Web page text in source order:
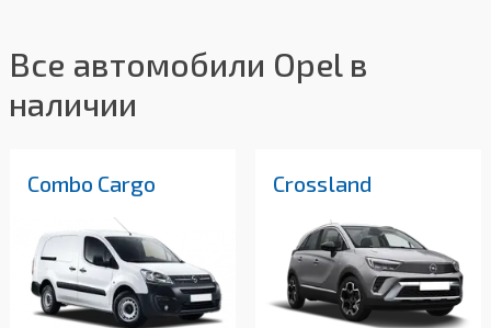
Все автомобили Opel в
наличии
Combo Cargo Crossland